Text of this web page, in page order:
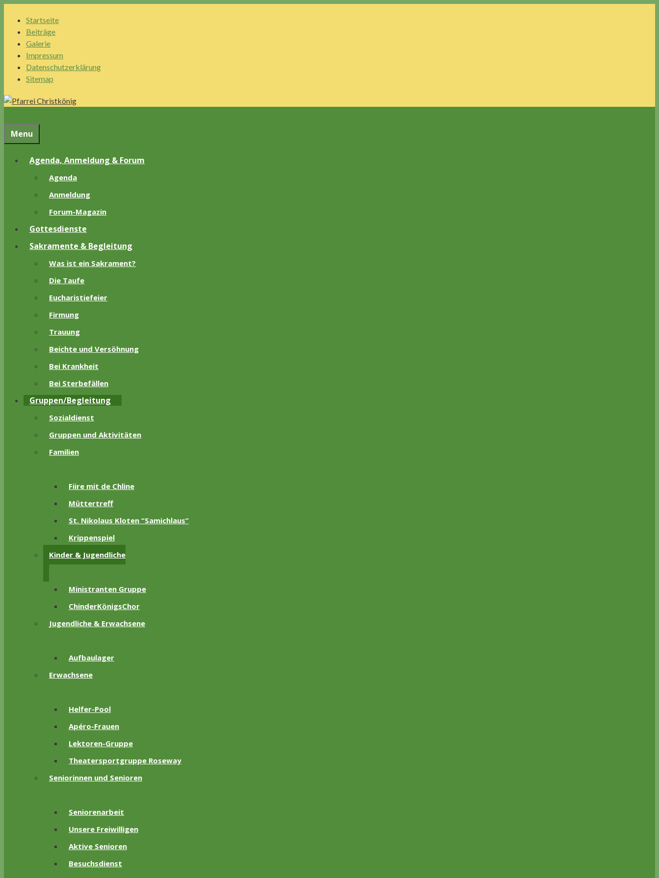
Inhalt
Startseite
Beiträge
Galerie
Impressum
Datenschutzerklärung
Sitemap
Menu
Agenda, Anmeldung & Forum
Agenda
Anmeldung
Forum-Magazin
Gottesdienste
Sakramente & Begleitung
Was ist ein Sakrament?
Die Taufe
Eucharistiefeier
Firmung
Trauung
Beichte und Versöhnung
Bei Krankheit
Bei Sterbefällen
Gruppen/Begleitung
Sozialdienst
Gruppen und Aktivitäten
Familien
Fiire mit de Chline
Müttertreff
St. Nikolaus Kloten “Samichlaus”
Krippenspiel
Kinder & Jugendliche
Ministranten Gruppe
ChinderKönigsChor
Jugendliche & Erwachsene
Aufbaulager
Erwachsene
Helfer-Pool
Apéro-Frauen
Lektoren-Gruppe
Theatersportgruppe Roseway
Seniorinnen und Senioren
Seniorenarbeit
Unsere Freiwilligen
Aktive Senioren
Besuchsdienst